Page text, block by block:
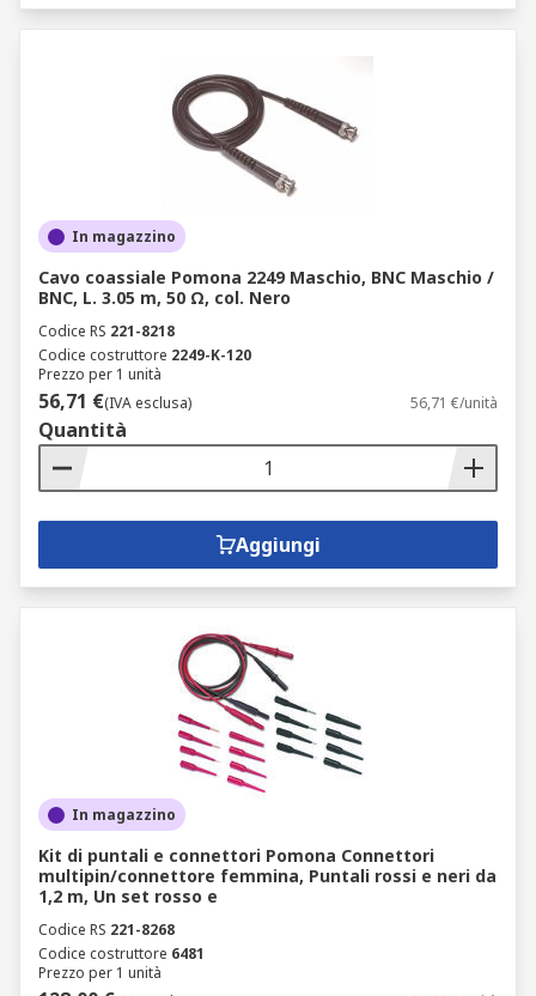
In magazzino
Cavo coassiale Pomona 2249 Maschio, BNC Maschio /
BNC, L. 3.05 m, 50 Ω, col. Nero
Codice RS 221-8218
Codice costruttore 2249-K-120
Prezzo per 1 unità
56,71 €(IVA esclusa) 56,71 €/unità
Quantità
Aggiungi
In magazzino
Kit di puntali e connettori Pomona Connettori
multipin/connettore femmina, Puntali rossi e neri da
1,2 m, Un set rosso e
Codice RS 221-8268
Codice costruttore 6481
Prezzo per 1 unità